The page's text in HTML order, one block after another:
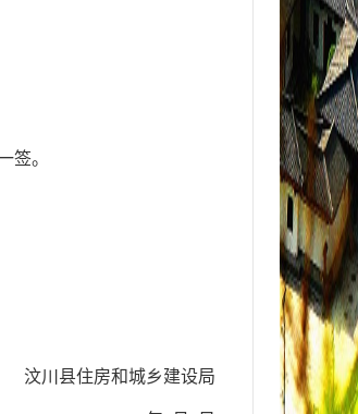
签。
汶川县住房和城乡建设局